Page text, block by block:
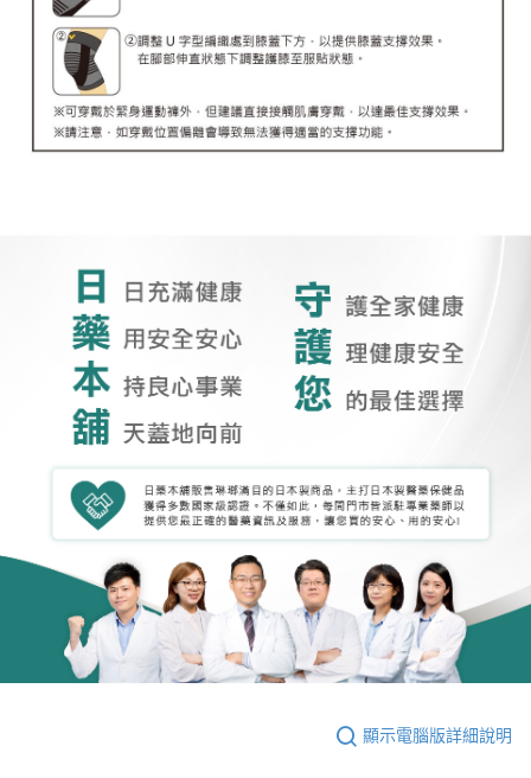
顯示電腦版詳細說明